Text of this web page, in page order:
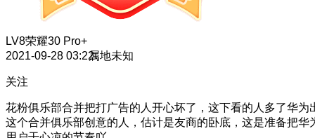
LV8荣耀30 Pro+
2021-09-28 03:22属地未知
关注
花粉俱乐部合并把打广告的人开心坏了，这下看的人多了华为
这个合并俱乐部创意的人，估计是友商的卧底，这是准备把华